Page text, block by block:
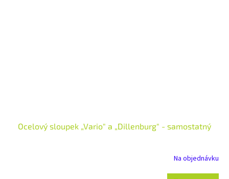
Ocelový sloupek „Vario" a „Dillenburg" - samostatný
Na objednávku